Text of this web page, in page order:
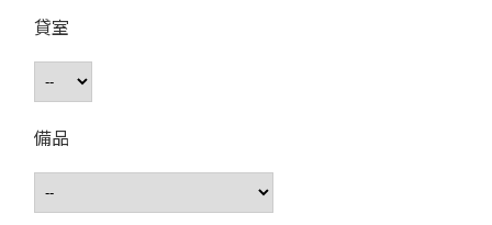
貸室
備品